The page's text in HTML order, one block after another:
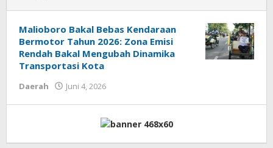
Malioboro Bakal Bebas Kendaraan
Bermotor Tahun 2026: Zona Emisi
Rendah Bakal Mengubah Dinamika
Transportasi Kota
Daerah Juni 4, 2026